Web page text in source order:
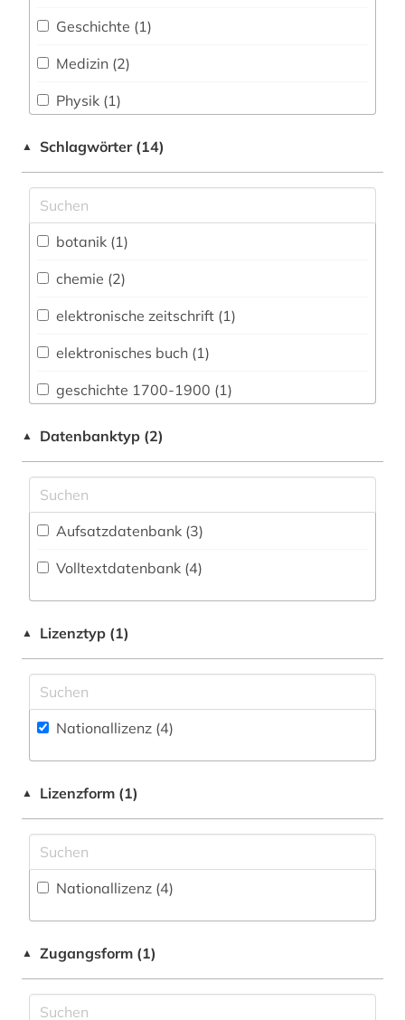
Geschichte (1)
Medizin (2)
Physik (1)
Psychologie (4)
Soziologie (1)
▲ Schlagwörter (14)
botanik (1)
chemie (2)
elektronische zeitschrift (1)
elektronisches buch (1)
geschichte 1700-1900 (1)
medizin (1)
neuropsychiatrie (1)
psychiatrie (1)
psychologie (2)
▲ Datenbanktyp (2)
Aufsatzdatenbank (3)
Volltextdatenbank (4)
▲ Lizenztyp (1)
Nationallizenz (4)
▲ Lizenzform (1)
Nationallizenz (4)
▲ Zugangsform (1)